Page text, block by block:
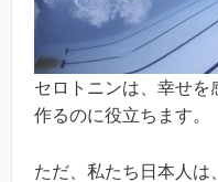
セロトニンは、幸せを
作るのに役立ちます。
ただ、私たち日本人は